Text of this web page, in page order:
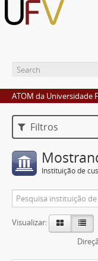
ATOM da Universidade
Filtros
Instituição de
Visualizar: